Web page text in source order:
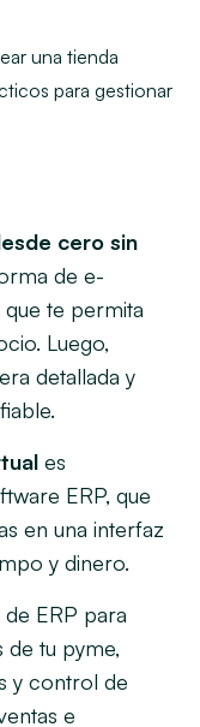
una tienda
para gestionar
cero sin
de e-
te permita
Luego,
detallada y
es
ERP, que
en una interfaz
y dinero.
ERP para
de tu pyme,
y control de
e